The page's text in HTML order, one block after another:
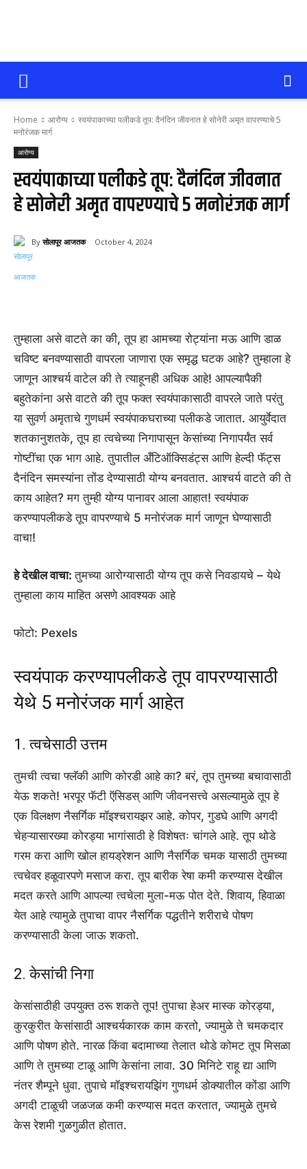
सोलापूर
आजतक
Home आरोग्य
स्वयंपाकाच्या पलीकडे तूप: दैनंदिन जीवनात हे सोनेरी अमृत वापरण्याचे 5
मनोरंजक मार्ग
आरोग्य
स्वयंपाकाच्या पलीकडे तूप: दैनंदिन जीवनात
हे सोनेरी अमृत वापरण्याचे 5 मनोरंजक मार्ग
By सोलापूर आजतक October 4, 2024
तुम्हाला असे वाटते का की, तूप हा आमच्या रोट्यांना मऊ आणि डाळ
चविष्ट बनवण्यासाठी वापरला जाणारा एक समृद्ध घटक आहे? तुम्हाला हे
जाणून आश्चर्य वाटेल की ते त्याहूनही अधिक आहे! आपल्यापैकी
बहुतेकांना असे वाटते की तूप फक्त स्वयंपाकासाठी वापरले जाते परंतु
या सुवर्ण अमृताचे गुणधर्म स्वयंपाकघराच्या पलीकडे जातात. आयुर्वेदात
शतकानुशतके, तूप हा त्वचेच्या निगापासून केसांच्या निगापर्यंत सर्व
गोष्टींचा एक भाग आहे. तुपातील अँटिऑक्सिडंट्स आणि हेल्दी फॅट्स
दैनंदिन समस्यांना तोंड देण्यासाठी योग्य बनवतात. आश्चर्य वाटते की ते
काय आहेत? मग तुम्ही योग्य पानावर आला आहात! स्वयंपाक
करण्यापलीकडे तूप वापरण्याचे 5 मनोरंजक मार्ग जाणून घेण्यासाठी
वाचा!
हे देखील वाचा:तुमच्या आरोग्यासाठी योग्य तूप कसे निवडायचे – येथे
तुम्हाला काय माहित असणे आवश्यक आहे
फोटो: Pexels
स्वयंपाक करण्यापलीकडे तूप वापरण्यासाठी
येथे 5 मनोरंजक मार्ग आहेत
1. त्वचेसाठी उत्तम
तुमची त्वचा फ्लॅकी आणि कोरडी आहे का? बरं, तूप तुमच्या बचावासाठी
येऊ शकते! भरपूर फॅटी ऍसिडस् आणि जीवनसत्त्वे असल्यामुळे तूप हे
एक विलक्षण नैसर्गिक मॉइश्चरायझर आहे. कोपर, गुडघे आणि अगदी
चेहऱ्यासारख्या कोरड्या भागांसाठी हे विशेषतः चांगले आहे. तूप थोडे
गरम करा आणि खोल हायड्रेशन आणि नैसर्गिक चमक यासाठी तुमच्या
त्वचेवर हळूवारपणे मसाज करा. तूप बारीक रेषा कमी करण्यास देखील
मदत करते आणि आपल्या त्वचेला मुला-मऊ पोत देते. शिवाय, हिवाळा
येत आहे त्यामुळे तुपाचा वापर नैसर्गिक पद्धतीने शरीराचे पोषण
करण्यासाठी केला जाऊ शकतो.
2. केसांची निगा
केसांसाठीही उपयुक्त ठरू शकते तूप! तुपाचा हेअर मास्क कोरड्या,
कुरकुरीत केसांसाठी आश्चर्यकारक काम करतो, ज्यामुळे ते चमकदार
आणि पोषण होते. नारळ किंवा बदामाच्या तेलात थोडे कोमट तूप मिसळा
आणि ते तुमच्या टाळू आणि केसांना लावा. 30 मिनिटे राहू द्या आणि
नंतर शैम्पूने धुवा. तुपाचे मॉइश्चरायझिंग गुणधर्म डोक्यातील कोंडा आणि
अगदी टाळूची जळजळ कमी करण्यास मदत करतात, ज्यामुळे तुमचे
केस रेशमी गुळगुळीत होतात.